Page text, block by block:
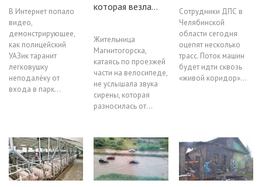
В Интернет попало
видео,
демонстрирующее,
как полицейский
УАЗик таранит
легковушку
неподалёку от
входа в парк…
которая везла…
Жительница
Магнитогорска,
катаясь по проезжей
части на велосипеде,
не услышала звука
сирены, которая
разносилась от…
Сотрудники ДПС в
Челябинской
области сегодня
оцепят несколько
трасс. Поток машин
будет идти сквозь
«живой коридор»…